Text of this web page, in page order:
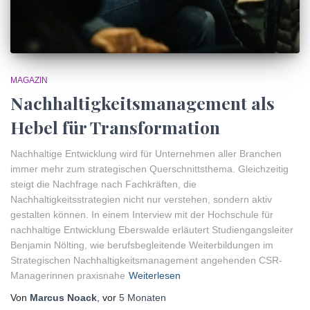
MAGAZIN
Nachhaltigkeitsmanagement als
Hebel für Transformation
Nachhaltige Entwicklung wird für Unternehmen aller Branchen
immer mehr zum strategischen Querschnittsthema. Gleichzeitig
steigt die Nachfrage nach Fachkräften, die
Nachhaltigkeitsstrategien nicht nur verstehen, sondern aktiv
gestalten können. In einem Interview mit der Hochschule für
nachhaltige Entwicklung Eberswalde erläutert Studiengangsleiter
Benjamin Nölting, wie berufsbegleitende Weiterbildungen im
Strategischen Nachhaltigkeitsmanagement angehenden CSR-
Managerinnen praxisnahe Weiterlesen
Von Marcus Noack , vor 5 Monaten